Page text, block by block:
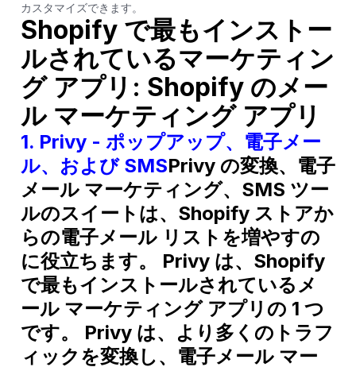
カスタマイズできます。
Shopify で最もインストー
ルされているマーケティン
グ アプリ: Shopify のメー
ル マーケティング アプリ
1. Privy - ポップアップ、電子メー
ル、および SMSPrivy の変換、電子
メール マーケティング、SMS ツー
ルのスイートは、Shopify ストアか
らの電子メール リストを増やすの
に役立ちます。 Privy は、Shopify
で最もインストールされているメ
ール マーケティング アプリの 1 つ
です。 Privy は、より多くのトラフ
ィックを変換し、電子メール マー